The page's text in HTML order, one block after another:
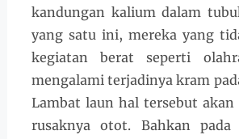
kandungan kalium dalam
yang satu ini, mereka yang
kegiatan berat seperti
mengalami terjadinya kram
Lambat laun hal tersebut akan
rusaknya otot. Bahkan